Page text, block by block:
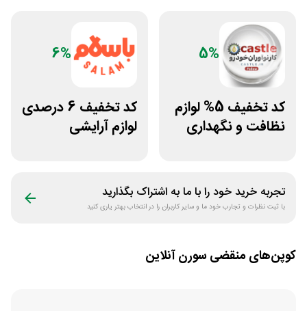
5%
کد تخفیف 5% لوازم
نظافت و نگهداری
6%
کد تخفیف 6 درصدی
لوازم آرایشی
تجربه خرید خود را با ما به اشتراک بگذارید
با ثبت نظرات و تجارب خود ما و سایر کاربران را در انتخاب بهتر یاری کنید
کوپن‌های منقضی سورن آنلاین